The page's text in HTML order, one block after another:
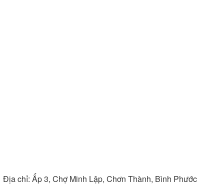
Địa chỉ: Ấp 3, Chợ Minh Lập, Chơn Thành, Bình Phước